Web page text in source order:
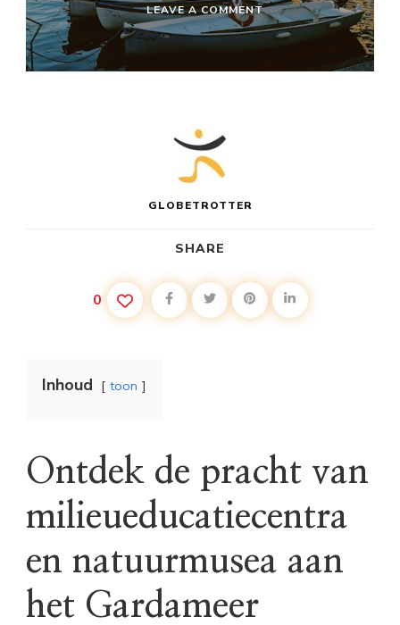
LEAVE A COMMENTON
EN
IN
GLOBETROTTER
SHARE
0
Inhoud toon
Ontdek de pracht van
milieueducatiecentra
en natuurmusea aan
het Gardameer